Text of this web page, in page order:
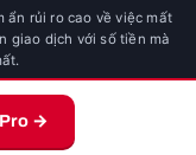
ẩn rủi ro cao về việc mất
giao dịch với số tiền mà
→